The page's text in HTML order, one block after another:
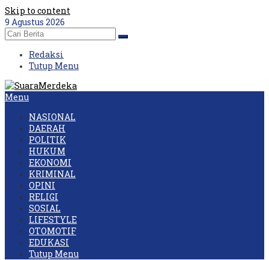
Skip to content
9 Agustus 2026
Redaksi
Tutup Menu
Menu
NASIONAL
DAERAH
POLITIK
HUKUM
EKONOMI
KRIMINAL
OPINI
RELIGI
SOSIAL
LIFESTYLE
OTOMOTIF
EDUKASI
Tutup Menu